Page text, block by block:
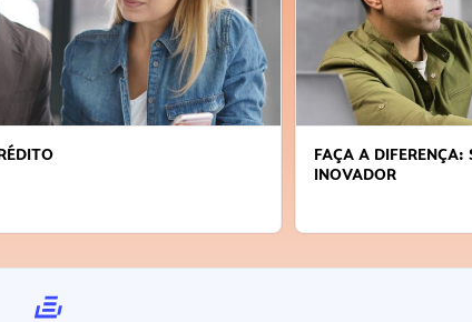
FAÇA A DIFERENÇA: SEJA SUSTENTÁVEL, SEJA